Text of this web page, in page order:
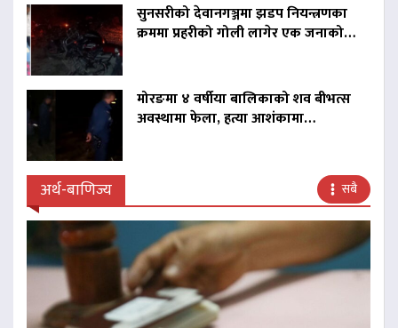
सुनसरीको देवानगञ्जमा झडप नियन्त्रणका
क्रममा प्रहरीको गोली लागेर एक जनाको…
मोरङमा ४ वर्षीया बालिकाको शव बीभत्स
अवस्थामा फेला, हत्या आशंकामा…
अर्थ-बाणिज्य सबै